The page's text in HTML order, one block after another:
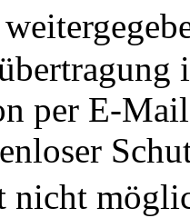
per E-
nicht